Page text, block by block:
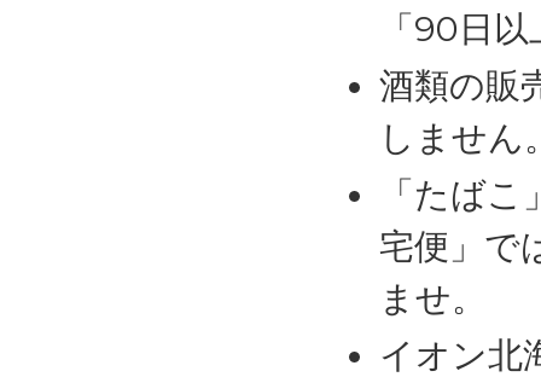
「90日
酒類の販
しません
「たば
宅便」で
ませ。
イオン北